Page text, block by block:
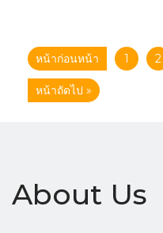
หน้าก่อนหน้า 1 2
หน้าถัดไป »
About Us